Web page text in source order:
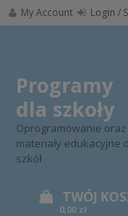
Skip
to
My Account Login /
Programy
dla szkoły
Oprogramowanie oraz
materiały edukacyjne
szkół
0,00 zł